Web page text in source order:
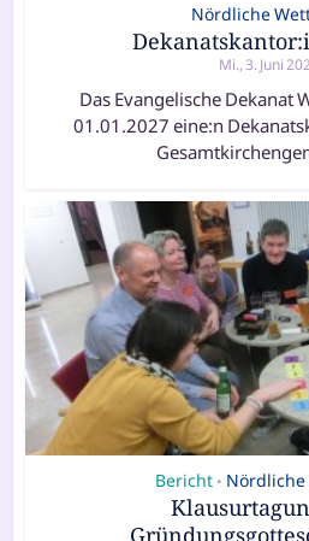
Nördliche
Mi., 3. Juni
Das Evangelische Dekanat
01.01.2027 eine:n
Bericht •